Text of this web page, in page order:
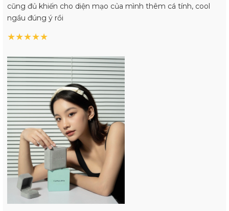
cũng đủ khiến cho diện mạo của mình thêm cá tính, cool
ngầu đúng ý rồi
★★★★★